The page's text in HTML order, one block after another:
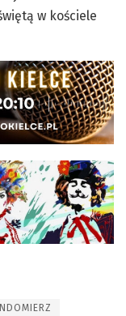
w kościele